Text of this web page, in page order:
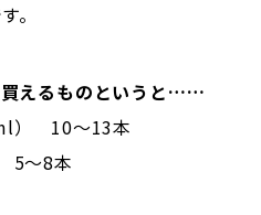
。
えるものというと……
） 10～13本
5～8本